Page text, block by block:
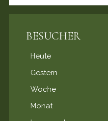
BESUCHER
Heute
Gestern
Woche
Monat